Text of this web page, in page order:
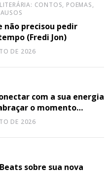
CONTOS, POEMAS,
não precisou pedir
(Fredi Jon)
DE 2026
com a sua energia
o momento
disse Shery M sobre
DE 2026
sobre sua nova